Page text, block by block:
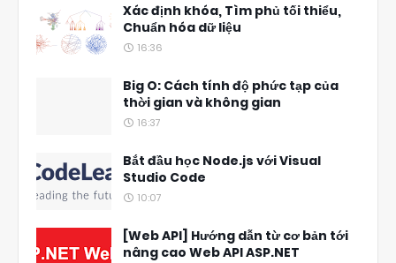
Xác định khóa, Tìm phủ tối thiểu,
Chuẩn hóa dữ liệu
16:36
Big O: Cách tính độ phức tạp của
thời gian và không gian
16:37
Bắt đầu học Node.js với Visual
Studio Code
10:07
[Web API] Hướng dẫn từ cơ bản tới
nâng cao Web API ASP.NET